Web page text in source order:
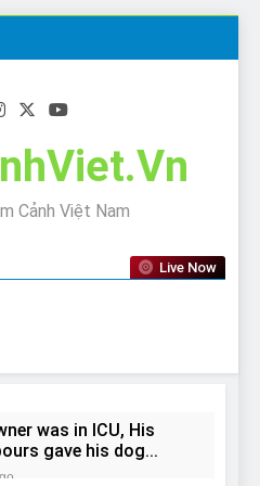
Cảnh Việt Nam
Live Now
was in ICU, His
gave his dog